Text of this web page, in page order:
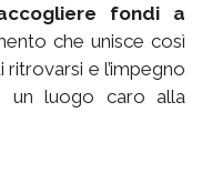
fondi a
che unisce così
e l’impegno
un luogo caro alla